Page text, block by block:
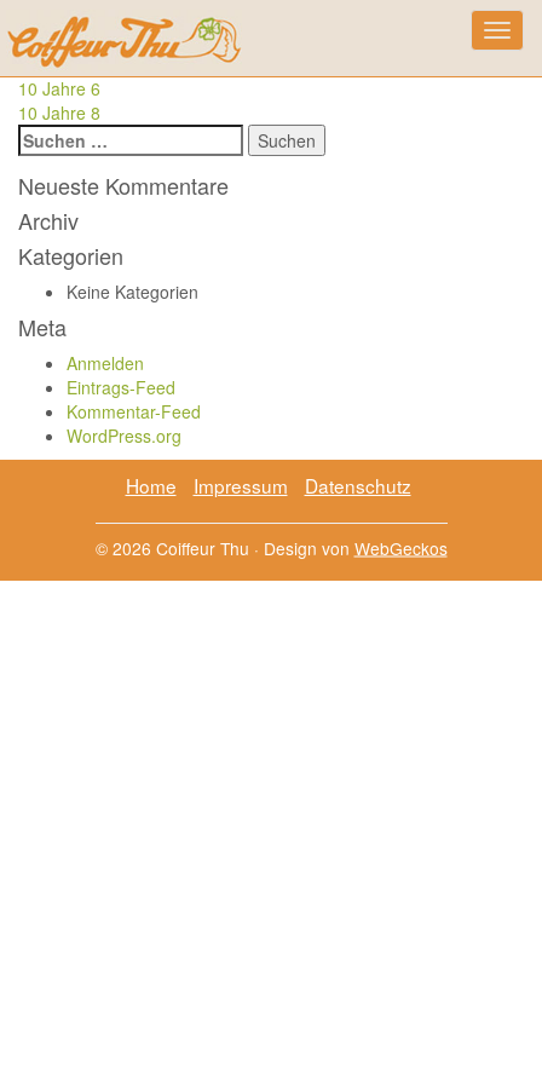
to
content
10 Jahre 7
Beitragsnavigation
10 Jahre 6
10 Jahre 8
Suchen
nach:
Neueste Kommentare
Archiv
Kategorien
Keine Kategorien
Meta
Anmelden
Eintrags-Feed
Kommentar-Feed
WordPress.org
Home Impressum Datenschutz
© 2026 Coiffeur Thu · Design von WebGeckos